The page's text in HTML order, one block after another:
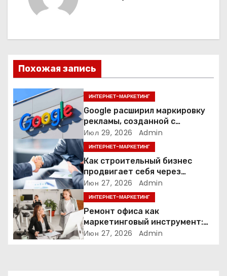
я
п
о
з
а
п
и
с
я
Похожая запись
ИНТЕРНЕТ-МАРКЕТИНГ
Google расширил маркировку
рекламы, созданной с
помощью искусственного
интеллекта
Июл 29, 2026 Admin
ИНТЕРНЕТ-МАРКЕТИНГ
Как строительный бизнес
продвигает себя через
контент: кейс кровельных
компаний
Июн 27, 2026 Admin
ИНТЕРНЕТ-МАРКЕТИНГ
Ремонт офиса как
маркетинговый инструмент:
почему физическое
Июн 27, 2026 Admin